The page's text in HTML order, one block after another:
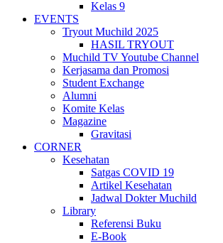
Kelas 9
EVENTS
Tryout Muchild 2025
HASIL TRYOUT
Muchild TV Youtube Channel
Kerjasama dan Promosi
Student Exchange
Alumni
Komite Kelas
Magazine
Gravitasi
CORNER
Kesehatan
Satgas COVID 19
Artikel Kesehatan
Jadwal Dokter Muchild
Library
Referensi Buku
E-Book